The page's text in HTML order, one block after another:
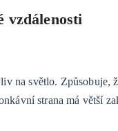
vzdálenosti
na světlo. Způsobuje,
strana má větší